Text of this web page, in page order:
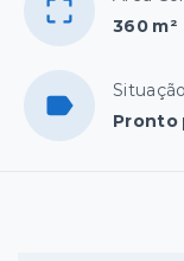
360 m²
Situação
Pronto